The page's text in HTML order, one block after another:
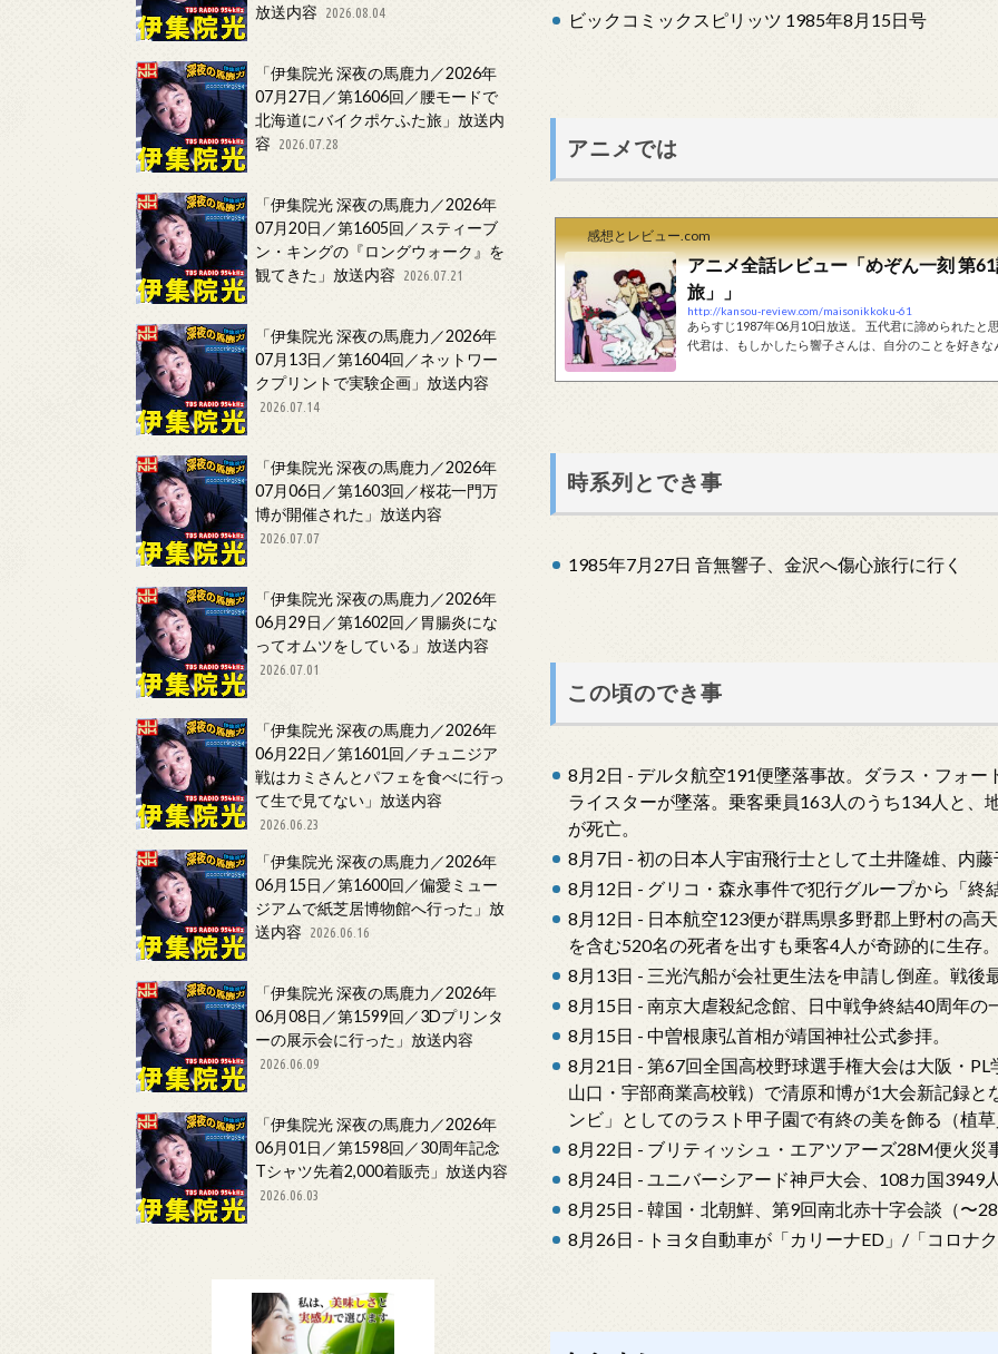
ビックコミックスピリッツ 1985年8月15日号
アニメでは
感想とレビュー.com
アニメ全話レビュー「めぞん一刻 第
旅」」
http://kansou-review.com/maisonikkoku-61
あらすじ1987年06月10日放送。 五代君に諦められた
代君は、もしかしたら響子さんは、自分のことを好き
のエピソードの中でも、すれ違いがもっとも激しい話
時系列とでき事
1985年7月27日 音無響子、金沢へ傷心旅行に行く
この頃のでき事
8月2日 - デルタ航空191便墜落事故。ダラス・フォ
ライスターが墜落。乗客乗員163人のうち134人と、
が死亡。
8月7日 - 初の日本人宇宙飛行士として土井隆雄、内
8月12日 - グリコ・森永事件で犯行グループから「
8月12日 - 日本航空123便が群馬県多野郡上野村の高
を含む520名の死者を出すも乗客4人が奇跡的に生存
8月13日 - 三光汽船が会社更生法を申請し倒産。戦後
8月15日 - 南京大虐殺紀念館、日中戦争終結40周年の
8月15日 - 中曽根康弘首相が靖国神社公式参拝。
8月21日 - 第67回全国高校野球選手権大会は大阪・
山口・宇部商業高校戦）で清原和博が1大会新記録
ンビ」としてのラスト甲子園で有終の美を飾る（植
8月22日 - ブリティッシュ・エアツアーズ28M便火災
8月24日 - ユニバーシアード神戸大会、108カ国3949
8月25日 - 韓国・北朝鮮、第9回南北赤十字会談（〜
8月26日 - トヨタ自動車が「カリーナED」/「コロナ
放送内容
2026.08.04
「伊集院光 深夜の馬鹿力／2026年
07月27日／第1606回／腰モードで
北海道にバイクポケふた旅」放送内
容
2026.07.28
「伊集院光 深夜の馬鹿力／2026年
07月20日／第1605回／スティーブ
ン・キングの『ロングウォーク』を
観てきた」放送内容
2026.07.21
「伊集院光 深夜の馬鹿力／2026年
07月13日／第1604回／ネットワー
クプリントで実験企画」放送内容
2026.07.14
「伊集院光 深夜の馬鹿力／2026年
07月06日／第1603回／桜花一門万
博が開催された」放送内容
2026.07.07
「伊集院光 深夜の馬鹿力／2026年
06月29日／第1602回／胃腸炎にな
ってオムツをしている」放送内容
2026.07.01
「伊集院光 深夜の馬鹿力／2026年
06月22日／第1601回／チュニジア
戦はカミさんとパフェを食べに行っ
て生で見てない」放送内容
2026.06.23
「伊集院光 深夜の馬鹿力／2026年
06月15日／第1600回／偏愛ミュー
ジアムで紙芝居博物館へ行った」放
送内容
2026.06.16
「伊集院光 深夜の馬鹿力／2026年
06月08日／第1599回／3Dプリンタ
ーの展示会に行った」放送内容
2026.06.09
「伊集院光 深夜の馬鹿力／2026年
06月01日／第1598回／30周年記念
Tシャツ先着2,000着販売」放送内容
2026.06.03